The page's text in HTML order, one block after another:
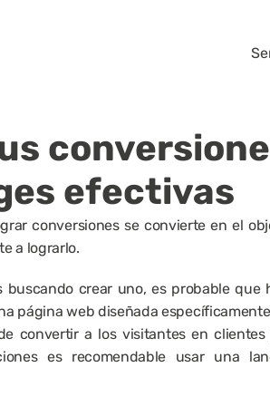
efectivas
conversiones se convierte en el
a lograrlo.
crear uno, es probable que
página web diseñada
convertir a los visitantes en
es recomendable usar una